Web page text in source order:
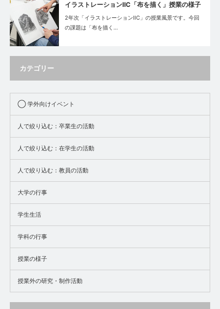
イラストレーションⅡC「布を描く」授業の様子
2年次「イラストレーションⅡC」の授業風景です。今回
の課題は「布を描く…
カテゴリー
◯ 学外向けイベント
人で絞り込む：卒業生の活動
人で絞り込む：在学生の活動
人で絞り込む：教員の活動
大学の行事
学生生活
学科の行事
授業の様子
授業外の研究・制作活動